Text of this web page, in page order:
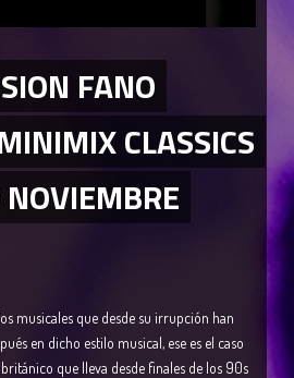
FANO
CLASSICS
NOVIEMBRE
musicales que desde su irrupción han
en dicho estilo musical, ese es el caso
que lleva desde finales de los 90s